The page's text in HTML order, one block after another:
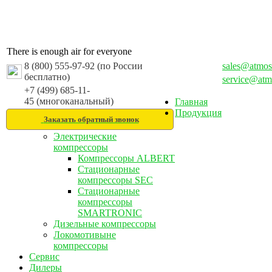
There is enough air for everyone
8 (800) 555-97-92 (по России
бесплатно)
+7 (499) 685-11-
45 (многоканальный)
Заказать обратный звонок
Главная
Продукция
Электрические
компрессоры
Компрессоры ALBERT
Стационарные
компрессоры SEC
Стационарные
компрессоры
SMARTRONIC
Дизельные компрессоры
Локомотивыне
компрессоры
Сервис
Дилеры